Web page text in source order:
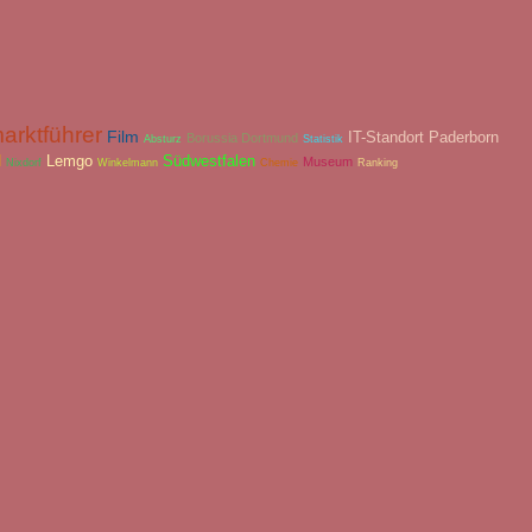
Film Absturz Borussia Dortmund Statistik IT-Standort Paderborn
Nixdorf Lemgo Winkelmann Südwestfalen Chemie Museum Ranking